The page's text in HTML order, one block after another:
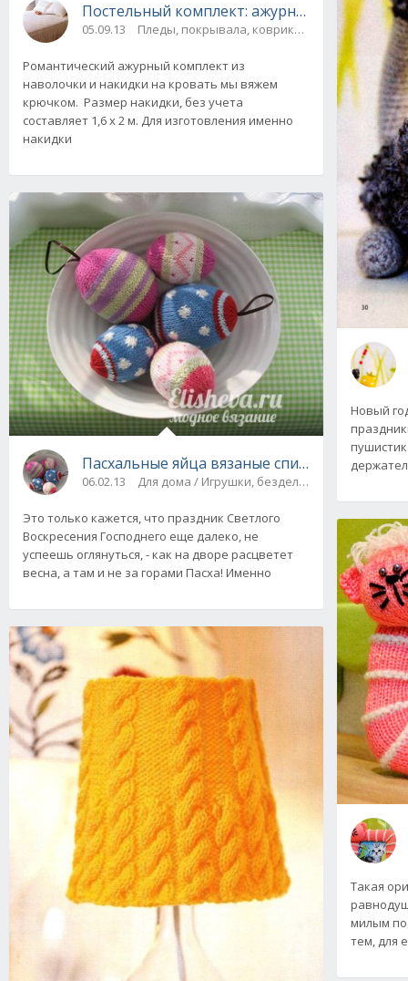
Постельный комплект: ажурное покрывало
05.09.13 Пледы, покрывала, коврики и др. / Для дома
Романтический ажурный комплект из
наволочки и накидки на кровать мы вяжем
крючком. Размер накидки, без учета
составляет 1,6 х 2 м. Для изготовления именно
накидки
Пасхальные яйца вязаные спицами
06.02.13 Для дома / Игрушки, безделушки
Это только кажется, что праздник Светлого
Воскресения Господнего еще далеко, не
успеешь оглянуться, - как на дворе расцветет
весна, а там и не за горами Пасха! Именно
Новый
Такая
милым
тем, для